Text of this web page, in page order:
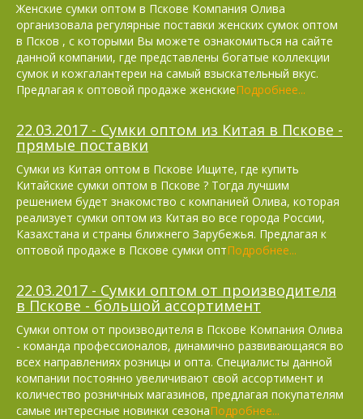
Женские сумки оптом в Пскове Компания Олива
организовала регулярные поставки женских сумок оптом
в Псков , с которыми Вы можете ознакомиться на сайте
данной компании, где представлены богатые коллекции
сумок и кожгалантереи на самый взыскательный вкус.
Предлагая к оптовой продаже женскиеПодробнее...
22.03.2017 - Сумки оптом из Китая в Пскове -
прямые поставки
Сумки из Китая оптом в Пскове Ищите, где купить
Китайские сумки оптом в Пскове ? Тогда лучшим
решением будет знакомство с компанией Олива, которая
реализует сумки оптом из Китая во все города России,
Казахстана и страны ближнего Зарубежья. Предлагая к
оптовой продаже в Пскове сумки оптПодробнее...
22.03.2017 - Сумки оптом от производителя
в Пскове - большой ассортимент
Сумки оптом от производителя в Пскове Компания Олива
- команда профессионалов, динамично развивающаяся во
всех направлениях розницы и опта. Специалисты данной
компании постоянно увеличивают свой ассортимент и
количество розничных магазинов, предлагая покупателям
самые интересные новинки сезонаПодробнее...